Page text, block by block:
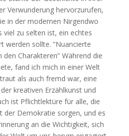
Verwunderung hervorzurufen,
in der modernen Nirgendwo
viel zu selten ist, ein echtes
werden sollte. “Nuancierte
Charakteren” Während die
fand ich mich in einer Welt
als auch fremd war, eine
kreativen Erzählkunst und
ist Pflichtlektüre für alle, die
der Demokratie sorgen, und es
an die Wichtigkeit, sich